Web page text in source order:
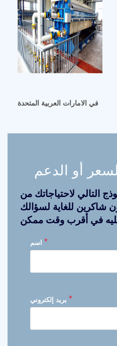
في الامارات العربية المتحدة
أو الدعم
التالي لاحتياجاتك من
شاكرين للغاية لسؤالك
*
*